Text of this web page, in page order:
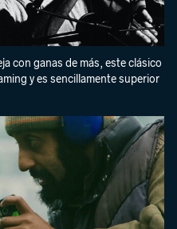
con ganas de más, este clásico
y es sencillamente superior